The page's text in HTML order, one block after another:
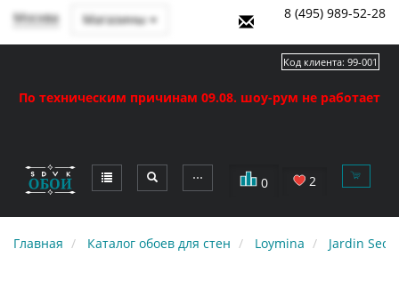
Москва Магазины 8 (495) 989-52-28
По техническим причинам 09.08. шоу-рум не работает
⋯ 0 2
Код клиента: 99-001
Главная Каталог обоев для стен Loymina Jardin